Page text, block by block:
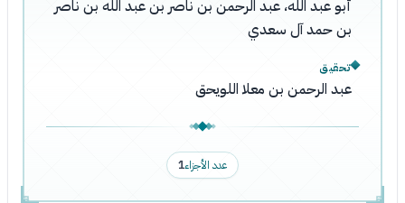
أبو عبد الله، عبد الرحمن بن ناصر بن عبد الله بن ناصر
بن حمد آل سعدي
تحقيق
عبد الرحمن بن معلا اللويحق
عدد الأجزاء1